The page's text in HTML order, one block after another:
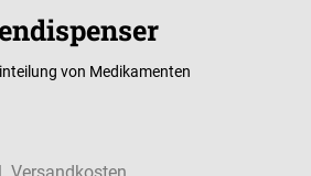
von Medikamenten